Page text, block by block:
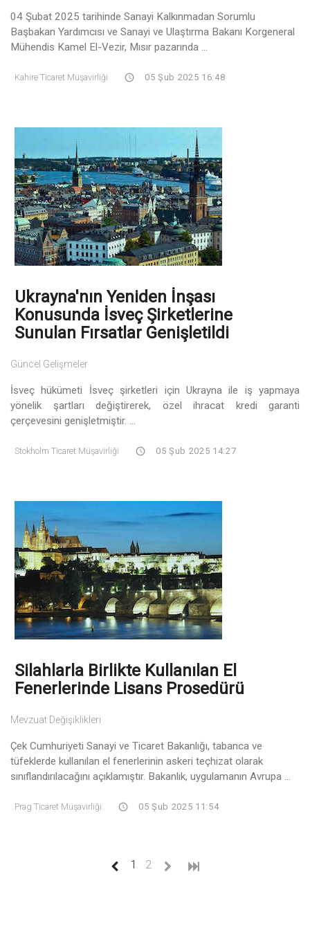
04 Şubat 2025 tarihinde Sanayi Kalkınmadan Sorumlu
Başbakan Yardımcısı ve Sanayi ve Ulaştırma Bakanı Korgeneral
Mühendis Kamel El-Vezir, Mısır pazarında ...
Kahire Ticaret Müşavirliği 05 Şub 2025 16:48
Ukrayna'nın Yeniden İnşası
Konusunda İsveç Şirketlerine
Sunulan Fırsatlar Genişletildi
Güncel Gelişmeler
İsveç hükümeti İsveç şirketleri için Ukrayna ile iş yapmaya
yönelik şartları değiştirerek, özel ihracat kredi garanti
çerçevesini genişletmiştir. ...
Stokholm Ticaret Müşavirliği 05 Şub 2025 14:27
Silahlarla Birlikte Kullanılan El
Fenerlerinde Lisans Prosedürü
Mevzuat Değişiklikleri
Çek Cumhuriyeti Sanayi ve Ticaret Bakanlığı, tabanca ve
tüfeklerde kullanılan el fenerlerinin askeri teçhizat olarak
sınıflandırılacağını açıklamıştır. Bakanlık, uygulamanın Avrupa ...
Prag Ticaret Müşavirliği 05 Şub 2025 11:54
1 (current)
2